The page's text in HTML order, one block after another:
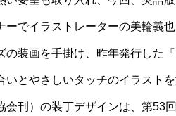
ーでイラストレーターの美輪義
の装画を手掛け、昨年発行した
いとやさしいタッチのイラスト
会刊）の装丁デザインは、第